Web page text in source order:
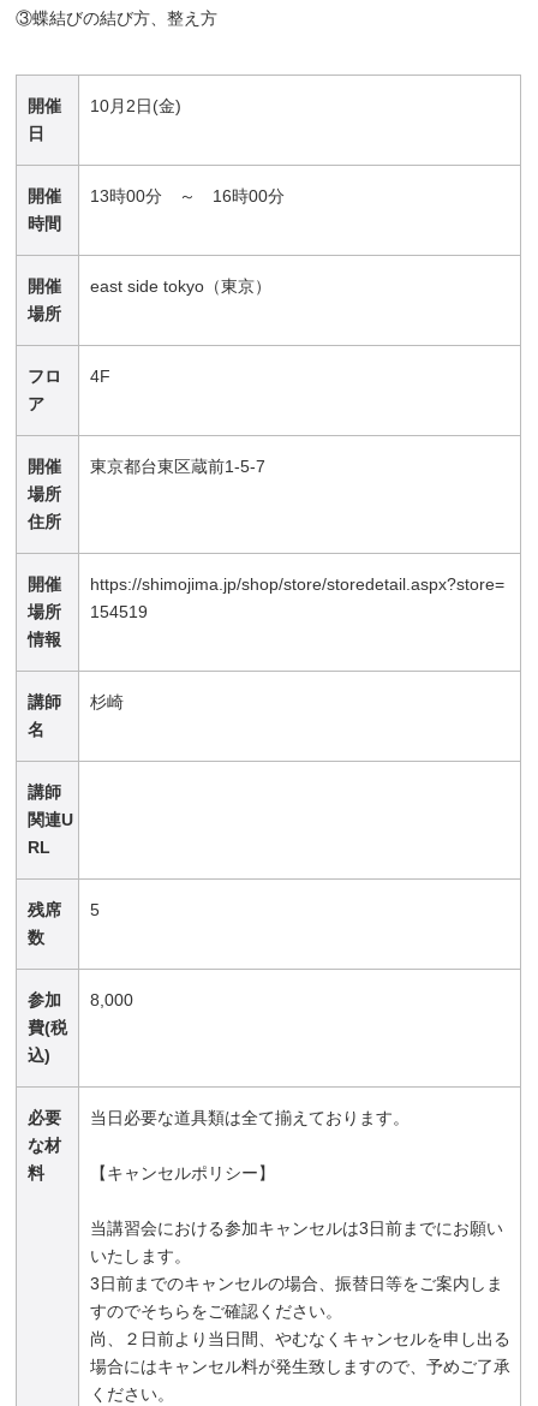
③蝶結びの結び方、整え方
開催
日
10月2日(金)
開催
時間
13時00分 ～ 16時00分
開催
場所
east side tokyo（東京）
フロ
ア
4F
開催
場所
住所
東京都台東区蔵前1-5-7
開催
場所
情報
https://shimojima.jp/shop/store/storedetail.aspx?store=
154519
講師
名
杉崎
講師
関連U
RL
残席
数
5
参加
費(税
込)
8,000
必要
な材
料
当日必要な道具類は全て揃えております。
【キャンセルポリシー】
当講習会における参加キャンセルは3日前までにお願い
いたします。
3日前までのキャンセルの場合、振替日等をご案内しま
すのでそちらをご確認ください。
尚、２日前より当日間、やむなくキャンセルを申し出る
場合にはキャンセル料が発生致しますので、予めご了承
ください。